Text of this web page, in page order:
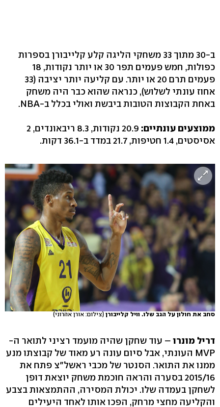
ב-30 מתוך 33 משחקי הליגה קלע קלייבורן בספרות
כפולות, חמש פעמים תפר 30 או יותר נקודות, 18
פעמים תרם 20 או יותר. עם קליעה יותר יציבה (33
אחוז עונתי לשלוש), כנראה שהוא כבר היה משחק
באחת הקבוצות הטובות ביבשת ואולי בכלל ב-NBA.
ממוצעים עונתיים:
20.9 נקודות, 8.3 ריבאונדים, 2
אסיסטים, 1.4 חטיפות, 21.7 במדד ב-36.1 דקות.
סחב את חולון על הגב שלו. וויל קלייבורן(צילום: אורן אהרוני)
דריל מונרו – עוד שחקן שהיה מועמד רציני לתואר ה-
MVP העונתי, אבל סיום עונה רע מאוד של קבוצתו מנע
ממנו את התואר. הסנטר של מכבי ראשל"צ פתח את
2015/16 בסערה והראה חוכמת משחק יוצאת דופן
לשחקן בעמדה שלו. יכולת המסירה, ההתמצאות בצבע
והקליעה מחצי מרחק, הפכו אותו לאחד היעילים